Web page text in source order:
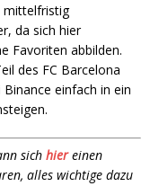
mittelfristig
da sich hier
Favoriten abbilden.
des FC Barcelona
einfach in ein
sich hiereinen
alles wichtige dazu